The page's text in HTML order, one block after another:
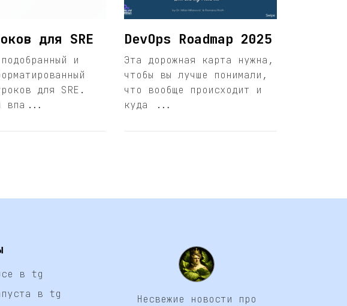
для SRE
и
для SRE.
впа...
DevOps Roadmap 2025
Эта дорожная карта нужна,
чтобы вы лучше понимали,
что вообще происходит и
куда ...
в tg
в tg
Несвежие новости про